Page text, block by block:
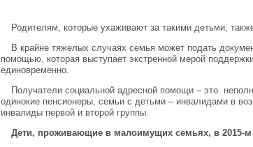
Родителям, которые ухаживают за такими детьми,
В крайне тяжелых случаях семья может подать
помощью, которая выступает экстренной мерой
единовременно.
Получатели социальной адресной помощи – это
одинокие пенсионеры, семьи с детьми – инвалидами в
инвалиды первой и второй группы.
Дети, проживающие в малоимущих семьях, в 2015-м